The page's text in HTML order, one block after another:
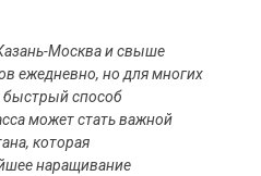
Москва и свыше
ежедневно, но для многих
способ
может стать важной
которая
наращивание